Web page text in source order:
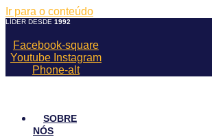
Ir para o conteúdo
LÍDER DESDE 1992
Facebook-square
Youtube Instagram
Phone-alt
SOBRE
NÓS